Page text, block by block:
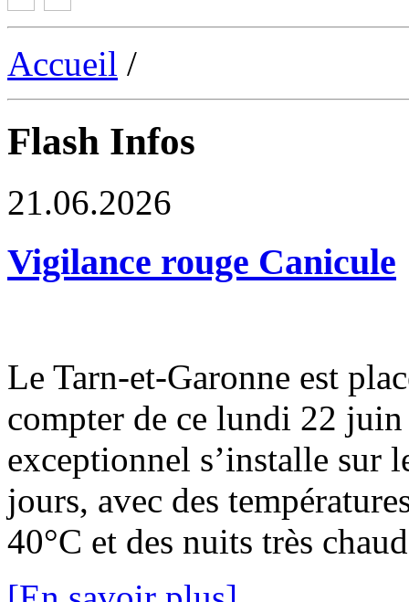
Accueil /
Flash Infos
21.06.2026
Vigilance rouge Canicule
Le Tarn-et-Garonne est
compter de ce lundi 22
exceptionnel s’installe sur
jours, avec des
40°C et des nuits très